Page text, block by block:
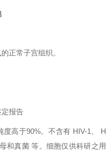
正常子宫组织。
报告
高于90%。不含有 HIV-1、 H
和真菌 等。细胞仅供科研之用